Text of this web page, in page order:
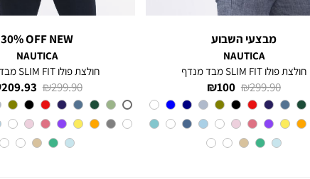
מבצעי השבוע
NAUTICA
חולצת פולו SLIM FIT מבד מנדף
מחיר
מוצר
100 ₪
מחיר
רגיל
299.90 ₪
צבע
Red
30% OFF NEW
NAUTICA
חולצת פולו SLIM FIT מבד מנדף
מחיר
מוצר
209.93 ₪
מחיר
רגיל
299.90 ₪
צבע
A6M